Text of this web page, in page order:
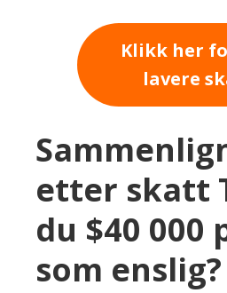
Klikk her
lavere
etter skatt
du $40 000
som enslig?